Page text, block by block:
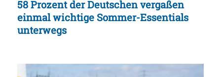
58 Prozent der Deutschen vergaßen
einmal wichtige Sommer-Essentials
unterwegs